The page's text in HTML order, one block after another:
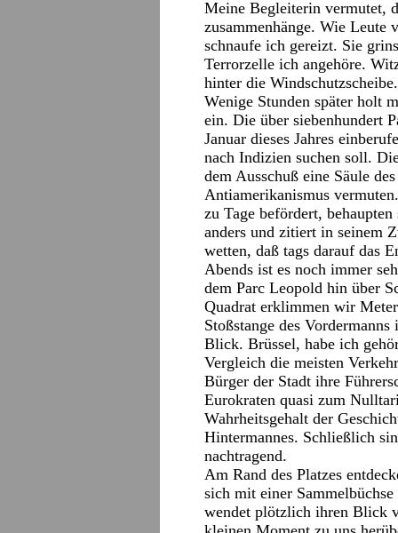
Meine Begleiterin vermutet,
zusammenhänge. Wie Leute
schnaufe ich gereizt. Sie
Terrorzelle ich angehöre.
hinter die Windschutzscheibe.
Wenige Stunden später holt
ein. Die über siebenhundert
Januar dieses Jahres
nach Indizien suchen soll.
dem Ausschuß eine Säule
Antiamerikanismus
zu Tage befördert,
anders und zitiert in seinem
wetten, daß tags darauf das
Abends ist es noch immer
dem Parc Leopold hin über
Quadrat erklimmen wir
Stoßstange des
Blick. Brüssel, habe ich
Vergleich die meisten
Bürger der Stadt ihre
Eurokraten quasi zum
Wahrheitsgehalt der
Hintermannes. Schließlich
nachtragend.
Am Rand des Platzes
sich mit einer
wendet plötzlich ihren Blick